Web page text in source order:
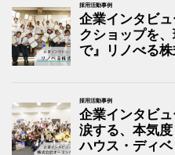
採用活動事例
企業インタビ
クショップを
で』リノべる
採用活動事例
企業インタビ
涙する、本気
ハウス・ディ